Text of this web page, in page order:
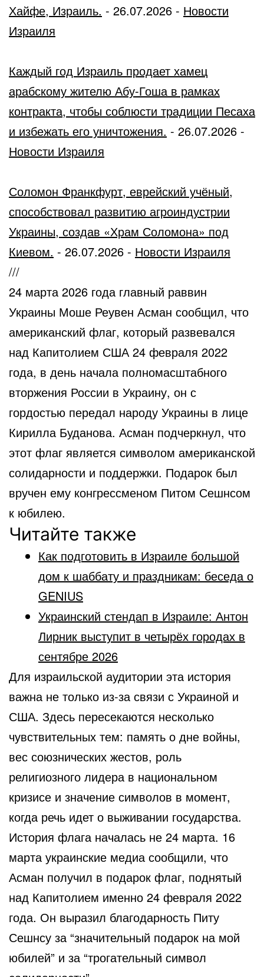
Хайфе, Израиль. - 26.07.2026 - Новости
Израиля
Каждый год Израиль продает хамец
арабскому жителю Абу-Гоша в рамках
контракта, чтобы соблюсти традиции Песаха
и избежать его уничтожения. - 26.07.2026 -
Новости Израиля
Соломон Франкфурт, еврейский учёный,
способствовал развитию агроиндустрии
Украины, создав «Храм Соломона» под
Киевом. - 26.07.2026 - Новости Израиля
///
24 марта 2026 года главный раввин
Украины Моше Реувен Асман сообщил, что
американский флаг, который развевался
над Капитолием США 24 февраля 2022
года, в день начала полномасштабного
вторжения России в Украину, он с
гордостью передал народу Украины в лице
Кирилла Буданова. Асман подчеркнул, что
этот флаг является символом американской
солидарности и поддержки. Подарок был
вручен ему конгрессменом Питом Сешнсом
к юбилею.
Читайте также
Как подготовить в Израиле большой
дом к шаббату и праздникам: беседа о
GENIUS
Украинский стендап в Израиле: Антон
Лирник выступит в четырёх городах в
сентябре 2026
Для израильской аудитории эта история
важна не только из-за связи с Украиной и
США. Здесь пересекаются несколько
чувствительных тем: память о дне войны,
вес союзнических жестов, роль
религиозного лидера в национальном
кризисе и значение символов в момент,
когда речь идет о выживании государства.
История флага началась не 24 марта. 16
марта украинские медиа сообщили, что
Асман получил в подарок флаг, поднятый
над Капитолием именно 24 февраля 2022
года. Он выразил благодарность Питу
Сешнсу за “значительный подарок на мой
юбилей” и за “трогательный символ